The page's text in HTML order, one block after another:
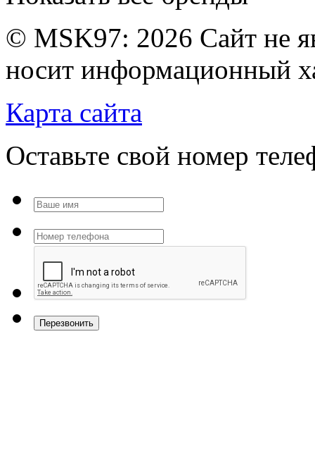
© MSK97: 2026 Сайт не
носит информационный
Карта сайта
Оставьте свой номер
Перезвонить